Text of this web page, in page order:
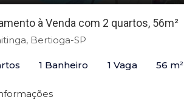
à Venda com 2 quartos, 56m²
Bertioga-SP
1 Banheiro 1 Vaga 56 m²